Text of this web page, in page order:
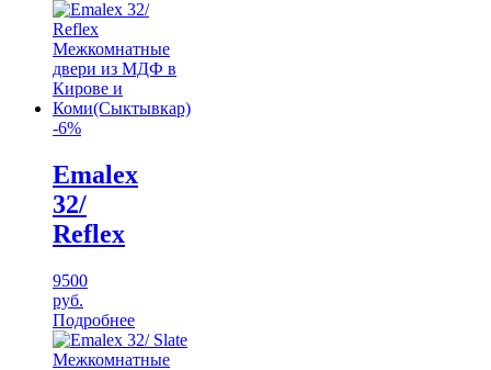
-6%
Emalex
32/
Reflex
9500
руб.
Подробнее